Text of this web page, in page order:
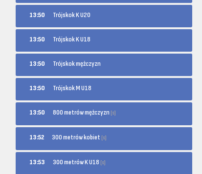
13:50 Trójskok K U20
13:50 Trójskok K U18
13:50 Trójskok mężczyzn
13:50 Trójskok M U18
13:50 800 metrów mężczyzn [s]
13:52 300 metrów kobiet [s]
13:53 300 metrów K U18 [s]